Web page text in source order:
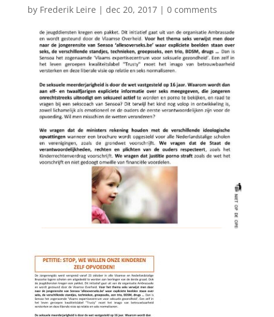
by Frederik Leire | dec 20, 2017| 0 comments